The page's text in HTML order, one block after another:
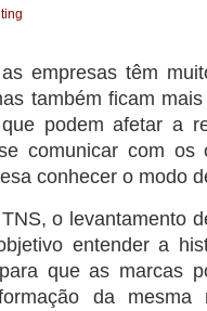
empresas têm
também ficam
podem afetar a
comunicar com os
conhecer o modo
o levantamento
entender a
que as marcas
da